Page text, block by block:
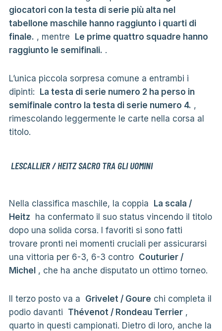
giocatori con la testa di serie più alta nel
tabellone maschile hanno raggiunto i quarti di
finale. , mentre Le prime quattro squadre hanno
raggiunto le semifinali. .
L’unica piccola sorpresa comune a entrambi i
dipinti: La testa di serie numero 2 ha perso in
semifinale contro la testa di serie numero 4. ,
rimescolando leggermente le carte nella corsa al
titolo.
LESCALLIER / HEITZ SACRO TRA GLI UOMINI
Nella classifica maschile, la coppia La scala /
Heitz ha confermato il suo status vincendo il titolo
dopo una solida corsa. I favoriti si sono fatti
trovare pronti nei momenti cruciali per assicurarsi
una vittoria per 6-3, 6-3 contro Couturier /
Michel, che ha anche disputato un ottimo torneo.
Il terzo posto va a Grivelet / Goure chi completa il
podio davanti Thévenot / Rondeau Terrier,
quarto in questi campionati. Dietro di loro, anche la